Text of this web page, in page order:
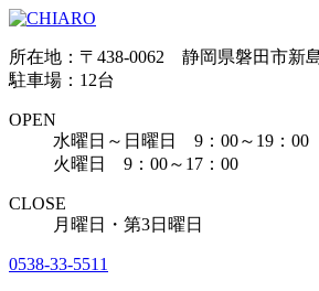
所在地：〒438-0062 静岡県磐田市新
駐車場：12台
OPEN
水曜日～日曜日 9：00～19：00
火曜日 9：00～17：00
CLOSE
月曜日・第3日曜日
0538-33-5511